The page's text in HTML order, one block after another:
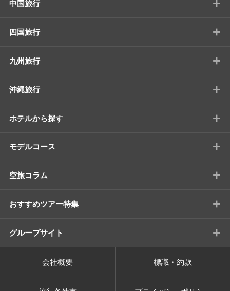
中国旅行
四国旅行 +
九州旅行 +
沖縄旅行 +
ホテルから探す +
モデルコース +
空旅コラム +
おすすめツアー特集 +
グループサイト +
会社概要 標識・約款